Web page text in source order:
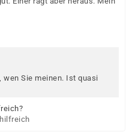
wen Sie meinen. Ist quasi